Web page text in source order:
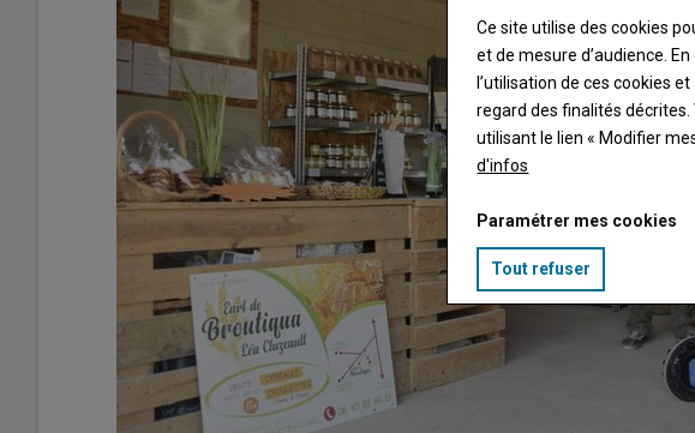
Ce site utilise des cookies
et de mesure d’audience.
l’utilisation de ces cookies
regard des finalités
utilisant le lien « Modifier
d'infos
Paramétrer mes cookies
Tout refuser